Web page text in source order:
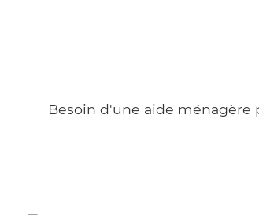
Besoin d'une aide